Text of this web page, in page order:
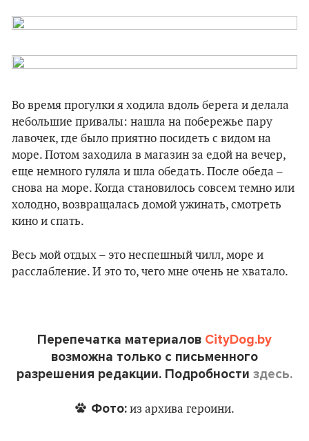
Во время прогулки я ходила вдоль берега и делала
небольшие привалы: нашла на побережье пару
лавочек, где было приятно посидеть с видом на
море. Потом заходила в магазин за едой на вечер,
еще немного гуляла и шла обедать. После обеда –
снова на море. Когда становилось совсем темно или
холодно, возвращалась домой ужинать, смотреть
кино и спать.
Весь мой отдых – это неспешный чилл, море и
расслабление. И это то, чего мне очень не хватало.
Перепечатка материалов CityDog.by
возможна только с письменного
разрешения редакции. Подробности здесь.
Фото:из архива героини.